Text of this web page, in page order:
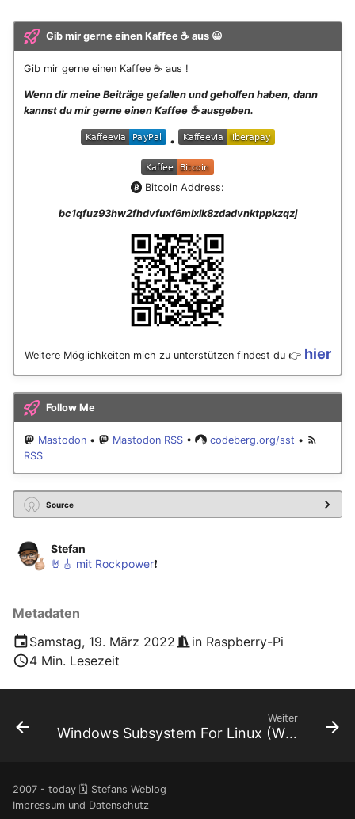
September 2014
Oktober 2013
September 2013
Juli 2013
November 2012
Oktober 2012
September 2012
August 2012
Juli 2012
April 2012
November 2010
Oktober 2010
Stefan
🤘🎸 mit Rockpower❗️
Metadaten
Samstag, 19. März 2022
in Raspberry-Pi
4 Min. Lesezeit
Gib mir gerne einen Kaffee ☕ aus 😀
Gib mir gerne einen Kaffee ☕ aus !
Wenn dir meine Beiträge gefallen und geholfen haben, dann
kannst du mir gerne einen Kaffee ☕️ ausgeben.
•
Bitcoin Address:
bc1qfuz93hw2fhdvfuxf6mlxlk8zdadvnktppkzqzj
Weitere Möglichkeiten mich zu unterstützen findest du 👉 hier
Follow Me
Mastodon• Mastodon RSS • codeberg.org/sst •
RSS
Source
Weiter
Windows Subsystem For Linux (WSL) ausprobiert
2007 - today 🗓️ Stefans Weblog
Impressum und Datenschutz